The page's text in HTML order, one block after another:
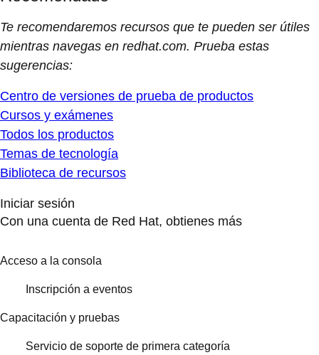
Te recomendaremos recursos que te pueden ser útiles
mientras navegas en redhat.com. Prueba estas
sugerencias:
Centro de versiones de prueba de productos
Cursos y exámenes
Todos los productos
Temas de tecnología
Biblioteca de recursos
Iniciar sesión
Con una cuenta de Red Hat, obtienes más
Acceso a la consola
Inscripción a eventos
Capacitación y pruebas
Servicio de soporte de primera categoría